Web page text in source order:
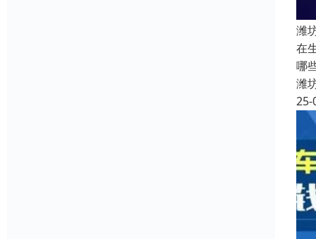
潍
在
哪
潍
25-